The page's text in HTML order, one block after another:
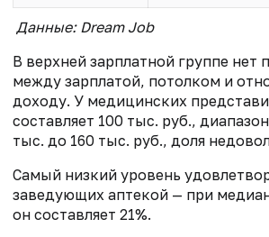
Данные: Dream Job
В верхней зарплатной группе нет
между зарплатой, потолком и
доходу. У медицинских
составляет 100 тыс. руб.,
тыс. до 160 тыс. руб., доля
Самый низкий уровень
заведующих аптекой — при
он составляет 21%.